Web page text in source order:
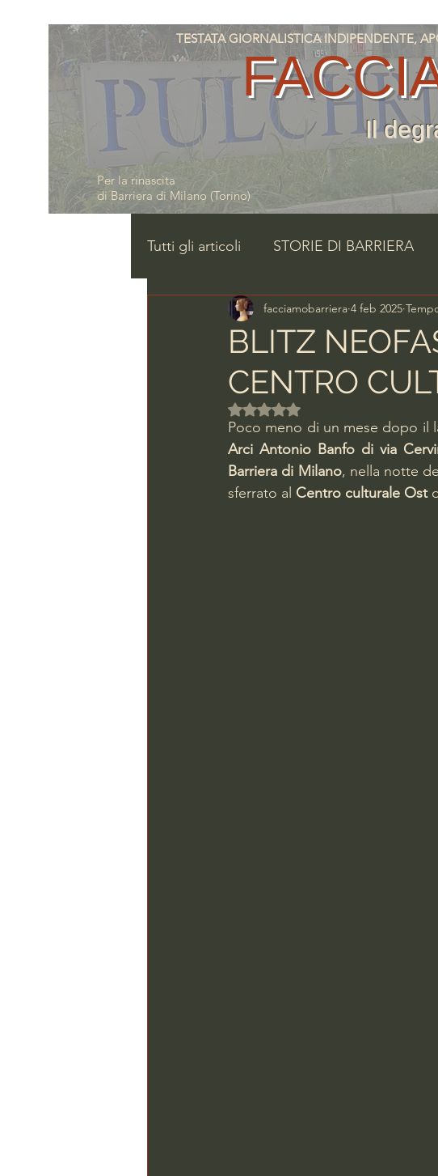
Per la rinascita
di Barriera di Milano (Torino)
Il
TESTATA GIORNALISTICA INDIPENDENTE,
Tutti gli articoli STORIE DI BARRIERA
BLITZ
CENTRO
facciamobarriera 4 feb 2025
Valutazione NaN stelle su 5.
Poco meno di un mese dopo il
Arci Antonio Banfo di via
Barriera di Milano, nella notte
sferrato al Centro culturale Ost